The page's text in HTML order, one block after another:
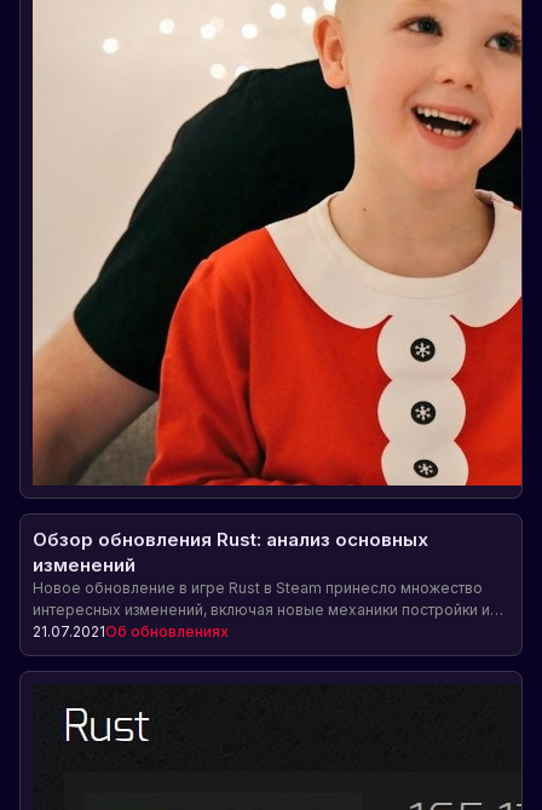
Обзор обновления Rust: анализ основных
изменений
Новое обновление в игре Rust в Steam принесло множество
интересных изменений, включая новые механики постройки и
ремонта, балансировку оружия и снаряжения, добавление
новых предметов и ресурсов, улучшение системы прогрессии и
исправление ошибок. Узнайте, как эти изменения повлияют на
21.07.2021Об обновлениях